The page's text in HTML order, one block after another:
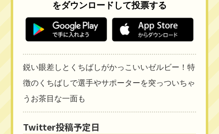
をダウンロードして投票する
鋭い眼差しとくちばしがかっこいいゼルビー！特
徴のくちばしで選手やサポーターを突っついちゃ
うお茶目な一面も
Twitter投稿予定日